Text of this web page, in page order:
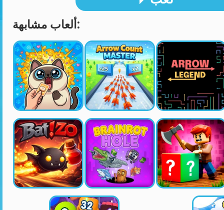
ألعاب مشابهة: